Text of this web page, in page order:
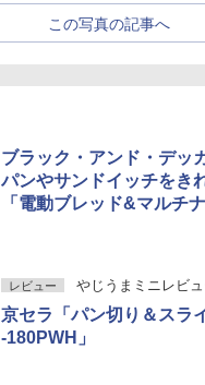
この写真の記事へ
ブラック・アンド・デッ
パンやサンドイッチをき
「電動ブレッド&マルチナ
レビュー やじうまミニレビ
京セラ「パン切り＆スラ
-180PWH」